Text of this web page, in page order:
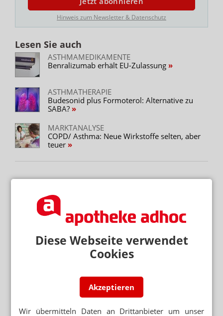
Diese Webseite verwendet
Cookies
Akzeptieren
Wir übermitteln Daten an Drittanbieter um unser
Hinweis zum Newsletter & Datenschutz
Lesen Sie auch
ASTHMAMEDIKAMENTE
Benralizumab erhält EU-Zulassung
ASTHMATHERAPIE
Budesonid plus Formoterol: Alternative zu
SABA?
MARKTANALYSE
COPD/ Asthma: Neue Wirkstoffe selten, aber
teuer
BERATUNG ZU ABNEHMMITTELN
Preis: Semaglutid nur aus der Apotheke
Warteliste: Abnehmpille als Monatsabo
Mehr aus Ressort
SONNE STATT SUPPLEMENTE